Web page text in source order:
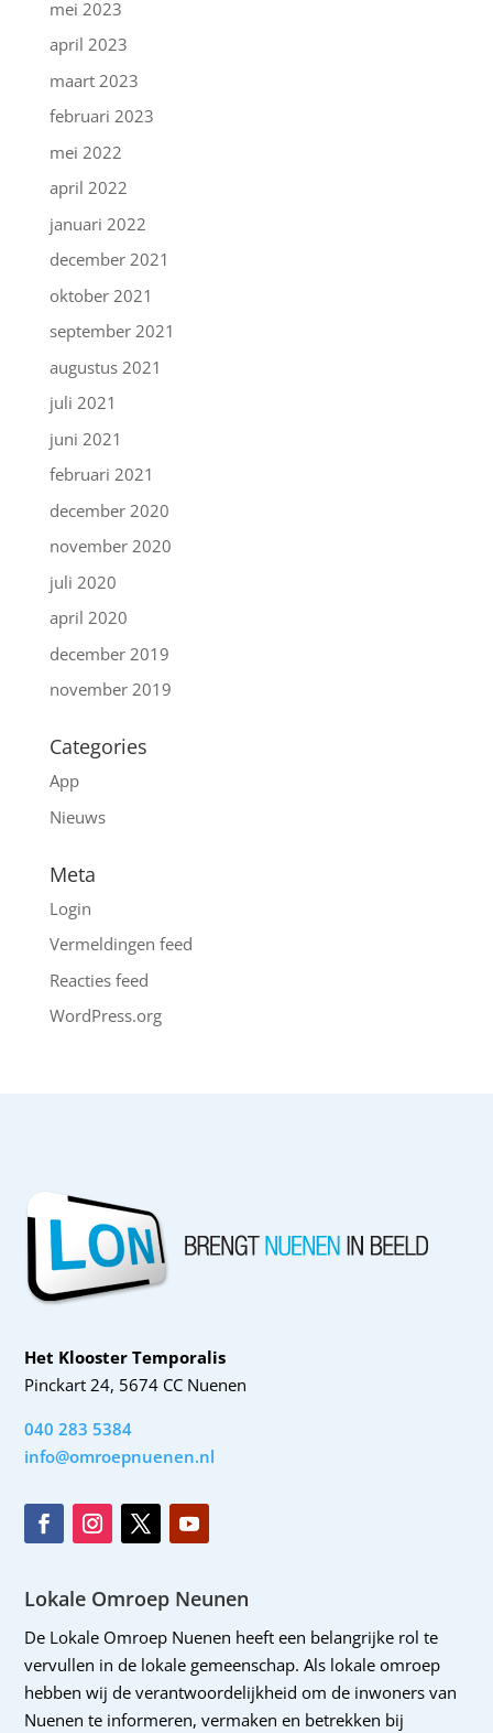
mei 2023
april 2023
maart 2023
februari 2023
mei 2022
april 2022
januari 2022
december 2021
oktober 2021
september 2021
augustus 2021
juli 2021
juni 2021
februari 2021
december 2020
november 2020
juli 2020
april 2020
december 2019
november 2019
Categories
App
Nieuws
Meta
Login
Vermeldingen feed
Reacties feed
WordPress.org
Het Klooster Temporalis
Pinckart 24, 5674 CC Nuenen
040 283 5384
info@omroepnuenen.nl
Lokale Omroep Neunen
De Lokale Omroep Nuenen heeft een belangrijke rol te
vervullen in de lokale gemeenschap. Als lokale omroep
hebben wij de verantwoordelijkheid om de inwoners van
Nuenen te informeren, vermaken en betrekken bij